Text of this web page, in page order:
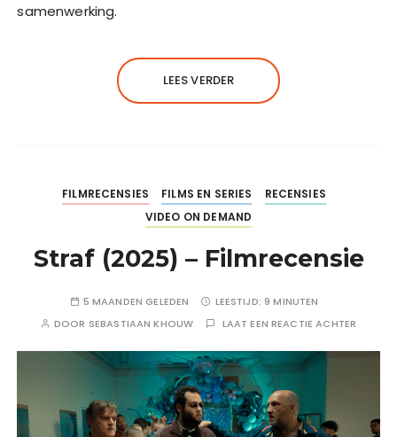
samenwerking.
LEES VERDER
FILMRECENSIES FILMS EN SERIES
RECENSIES
VIDEO ON DEMAND
Straf (2025) – Filmrecensie
5 MAANDEN GELEDEN LEESTIJD: 9 MINUTEN
DOOR SEBASTIAAN KHOUW LAAT EEN REACTIE ACHTER